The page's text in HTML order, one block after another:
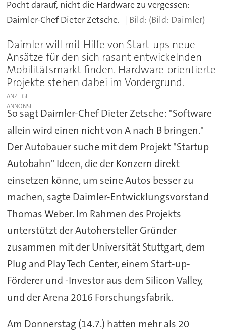
Pocht darauf, nicht die Hardware zu vergessen:
Daimler-Chef Dieter Zetsche.
(Bild: Daimler)
Daimler will mit Hilfe von Start-ups neue
Ansätze für den sich rasant entwickelnden
Mobilitätsmarkt finden. Hardware-orientierte
Projekte stehen dabei im Vordergrund.
ANZEIGE
So sagt Daimler-Chef Dieter Zetsche: "Software
allein wird einen nicht von A nach B bringen."
Der Autobauer suche mit dem Projekt "Startup
Autobahn" Ideen, die der Konzern direkt
einsetzen könne, um seine Autos besser zu
machen, sagte Daimler-Entwicklungsvorstand
Thomas Weber. Im Rahmen des Projekts
unterstützt der Autohersteller Gründer
zusammen mit der Universität Stuttgart, dem
Plug and Play Tech Center, einem Start-up-
Förderer und -Investor aus dem Silicon Valley,
und der Arena 2016 Forschungsfabrik.
Am Donnerstag (14.7.) hatten mehr als 20